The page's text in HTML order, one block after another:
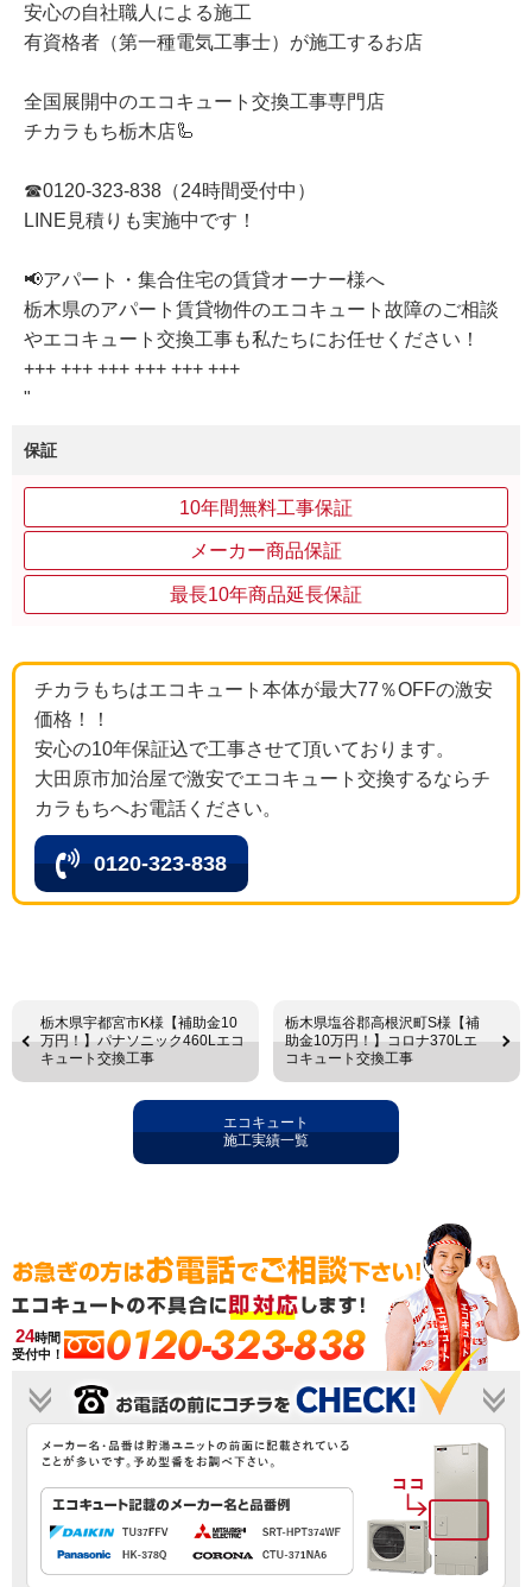
安心の自社職人による施工
有資格者（第一種電気工事士）が施工するお店
全国展開中のエコキュート交換工事専門店
チカラもち栃木店🦾
☎0120-323-838（24時間受付中）
LINE見積りも実施中です！
📢アパート・集合住宅の賃貸オーナー様へ
栃木県のアパート賃貸物件のエコキュート故障のご相談
やエコキュート交換工事も私たちにお任せください！
+++ +++ +++ +++ +++ +++
"
保証
10年間無料工事保証
メーカー商品保証
最長10年商品延長保証
チカラもちはエコキュート本体が最大77％OFFの激安
価格！！
安心の10年保証込で工事させて頂いております。
大田原市加治屋で激安でエコキュート交換するならチ
カラもちへお電話ください。
0120-323-838
栃木県宇都宮市K様【補助金10
万円！】パナソニック460Lエコ
キュート交換工事
栃木県塩谷郡高根沢町S様【補
助金10万円！】コロナ370Lエ
コキュート交換工事
エコキュート
施工実績一覧
24時間
受付中！
0120-323-838